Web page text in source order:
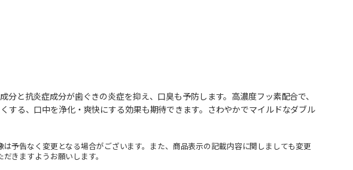
と抗炎症成分が歯ぐきの炎症を抑え、口臭も予防します。高濃度フッ素配合で、
する、口中を浄化・爽快にする効果も期待できます。さわやかでマイルドなダブル
予告なく変更となる場合がございます。また、商品表示の記載内容に関しましても変更
きますようお願いします。